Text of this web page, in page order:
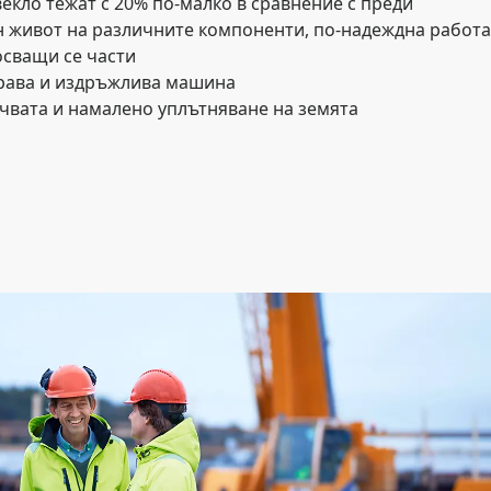
на различните компоненти, по-надеждна работа
се части
и издръжлива машина
и намалено уплътняване на земята